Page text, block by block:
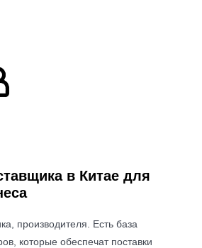
в Китае для
производителя. Есть база
которые обеспечат поставки